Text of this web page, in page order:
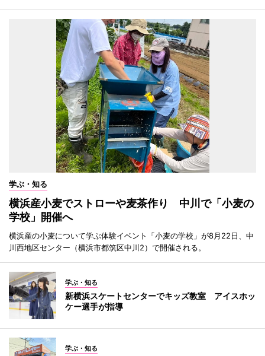
学ぶ・知る
横浜産小麦でストローや麦茶作り 中川で「小麦の
学校」開催へ
横浜産の小麦について学ぶ体験イベント「小麦の学校」が8月22日、中
川西地区センター（横浜市都筑区中川2）で開催される。
学ぶ・知る
新横浜スケートセンターでキッズ教室 アイスホッ
ケー選手が指導
学ぶ・知る